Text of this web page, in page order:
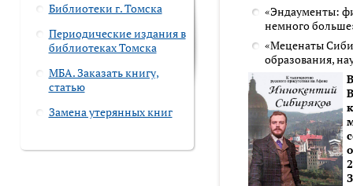
Библиотеки г. Томска
Периодические издания в
библиотеках Томска
МБА. Заказать книгу,
статью
Замена утерянных книг
«Эндаументы:
немного
«Меценаты
образования,